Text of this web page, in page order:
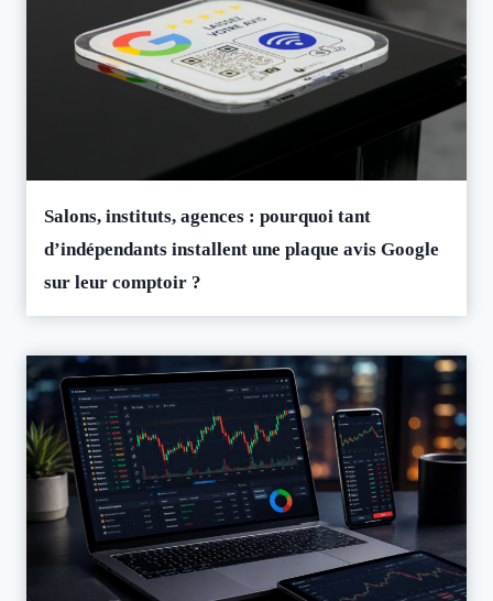
Salons, instituts, agences : pourquoi tant
d’indépendants installent une plaque avis Google
sur leur comptoir ?